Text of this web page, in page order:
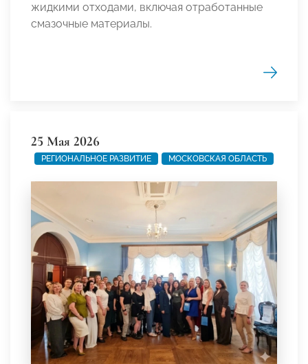
жидкими отходами, включая отработанные
смазочные материалы.
25 Мая 2026
РЕГИОНАЛЬНОЕ РАЗВИТИЕ МОСКОВСКАЯ ОБЛАСТЬ